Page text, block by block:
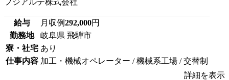
給与 月収例292,000円
勤務地
岐阜県 飛騨市
寮・社宅 あり
仕事内容 加工・機械オペレーター / 機械系工場 / 交替制
詳細を表示